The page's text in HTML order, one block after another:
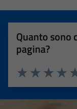
Quanto sono
pagina?
Valuta 3
Valuta 2
Valuta 1 stelle su